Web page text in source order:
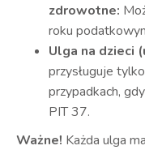
zdrowotne:
roku
Ulga na dzieci
przysługuje
przypadkach,
PIT 37.
Ważne! Każda ulga